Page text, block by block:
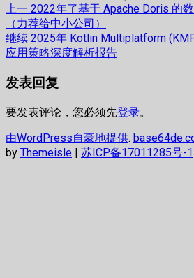
文
章
导
航
上一 上
篇
文
章：
2022年了基于 Apache Doris 的
（力荐给中小公司）
继续 下
篇
章：
2025年 Kotlin Multiplatform
应用策略深度解析报告
发表回复
要发表评论，您必须先登录。
由WordPress自豪地提供.
by Themeisle | 苏ICP备17011285号-1